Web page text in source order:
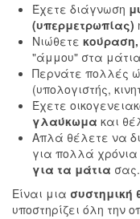
Έχετε διάγνωση
(υπερμετρωπίας)
Νιώθετε κούραση,
"άμμου" στα
Περνάτε πολλές
(υπολογιστής,
Έχετε
γλαύκωμα και
Απλά θέλετε να
για πολλά
για τα μάτια σας.
Είναι μια συστημική
υποστηρίζει όλη την